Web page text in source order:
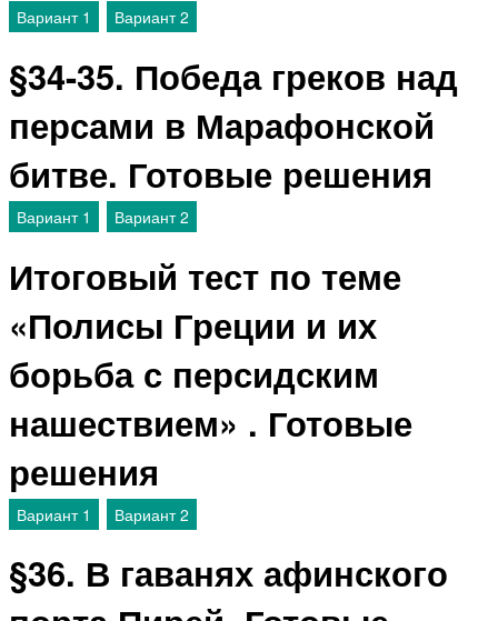
Вариант 1 Вариант 2
§34-35. Победа греков над
персами в Марафонской
битве. Готовые решения
Вариант 1 Вариант 2
Итоговый тест по теме
«Полисы Греции и их
борьба с персидским
нашествием» . Готовые
решения
Вариант 1 Вариант 2
§36. В гаванях афинского